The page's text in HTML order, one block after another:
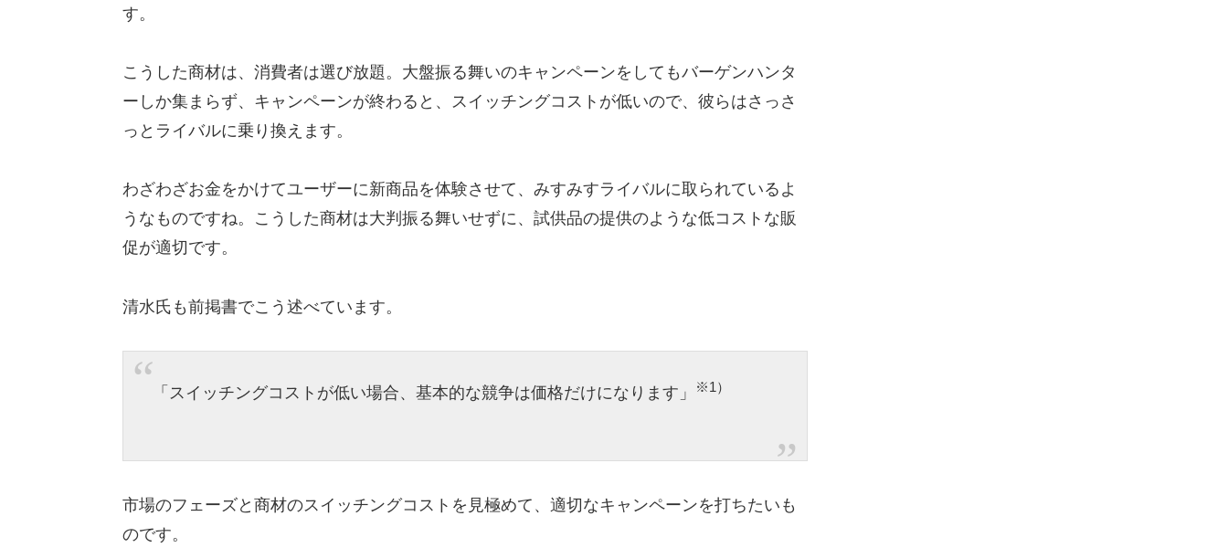
す。
こうした商材は、消費者は選び放題。大盤振る舞いのキャンペーンをしてもバーゲンハンタ
ーしか集まらず、キャンペーンが終わると、スイッチングコストが低いので、彼らはさっさ
っとライバルに乗り換えます。
わざわざお金をかけてユーザーに新商品を体験させて、みすみすライバルに取られているよ
うなものですね。こうした商材は大判振る舞いせずに、試供品の提供のような低コストな販
促が適切です。
清水氏も前掲書でこう述べています。
「スイッチングコストが低い場合、基本的な競争は価格だけになります」 ※1）
市場のフェーズと商材のスイッチングコストを見極めて、適切なキャンペーンを打ちたいも
のです。